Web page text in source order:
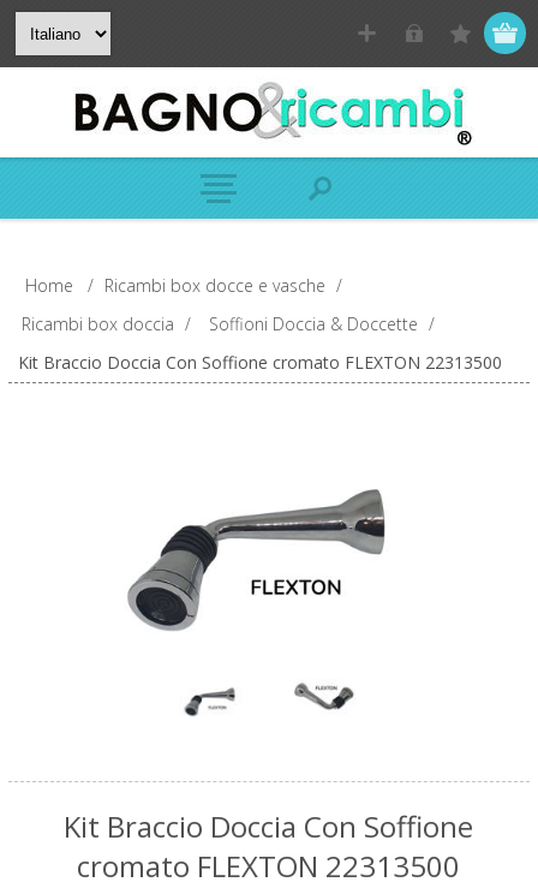
Home / Ricambi box docce e vasche /
Ricambi box doccia / Soffioni Doccia & Doccette /
Kit Braccio Doccia Con Soffione cromato FLEXTON 22313500
Kit Braccio Doccia Con Soffione
cromato FLEXTON 22313500